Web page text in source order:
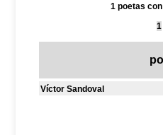
1 poetas
1
Víctor Sandoval